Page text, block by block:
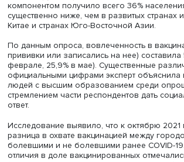
В итоге при декомпозиции эффектов
к профилям постсоциалистических и
Если исключить высокую амортизацию
капитала, они близки по форме и
странам, а по масштабу роста
Оппонент, старший научный
Виктор Ляшок, отметил уникальность
вычленяется эффект влияния когорт
важным уточнить этот показатель за
возрастных когорт, уровня
Также он обратил внимание на
мобильности, влияющей на заработок
человеческого капитала.